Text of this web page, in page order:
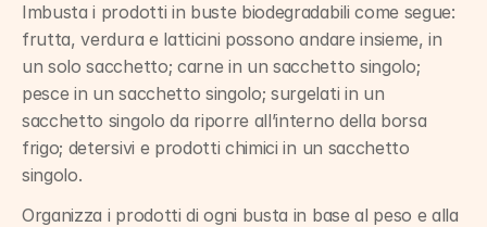
Imbusta i prodotti in buste biodegradabili come segue:
frutta, verdura e latticini possono andare insieme, in
un solo sacchetto; carne in un sacchetto singolo;
pesce in un sacchetto singolo; surgelati in un
sacchetto singolo da riporre all’interno della borsa
frigo; detersivi e prodotti chimici in un sacchetto
singolo.
Organizza i prodotti di ogni busta in base al peso e alla